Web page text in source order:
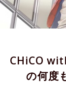
CHiCO
の何度